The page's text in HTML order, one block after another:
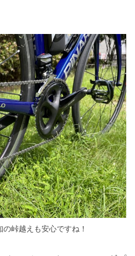
峠越えも安心ですね！